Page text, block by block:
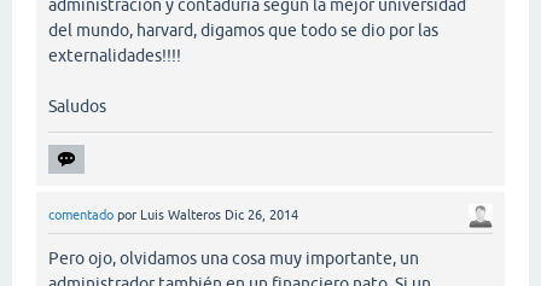
administración y contaduría según la mejor universidad
del mundo, harvard, digamos que todo se dio por las
externalidades!!!!
Saludos
comentado por Luis Walteros Dic 26, 2014
Pero ojo, olvidamos una cosa muy importante, un